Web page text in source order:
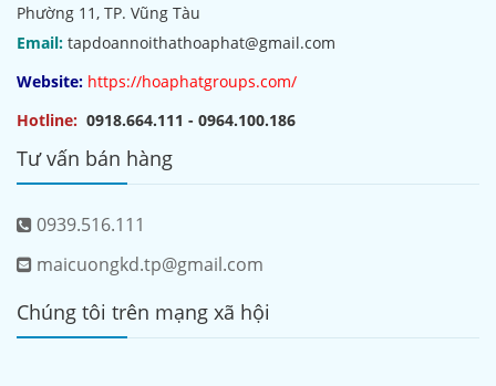
Phường 11, TP. Vũng Tàu
Email: tapdoannoithathoaphat@gmail.com
Website: https://hoaphatgroups.com/
Hotline: 0918.664.111 - 0964.100.186
Tư vấn bán hàng
0939.516.111
maicuongkd.tp@gmail.com
Chúng tôi trên mạng xã hội